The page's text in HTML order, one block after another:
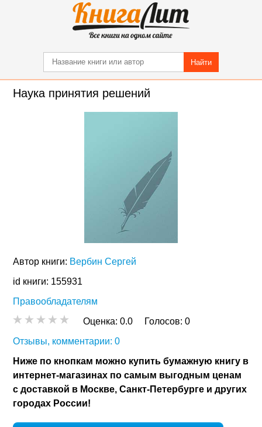
Найти
Наука принятия решений
Автор книги: Вербин Сергей
id книги: 155931
Правообладателям
Оценка:0.0 Голосов:0
Отзывы, комментарии: 0
Ниже по кнопкам можно купить бумажную книгу в
интернет-магазинах по самым выгодным ценам
с доставкой в Москве, Санкт-Петербурге и других
городах России!